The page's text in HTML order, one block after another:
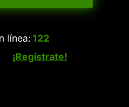
línea: 122
¡Regístrate!